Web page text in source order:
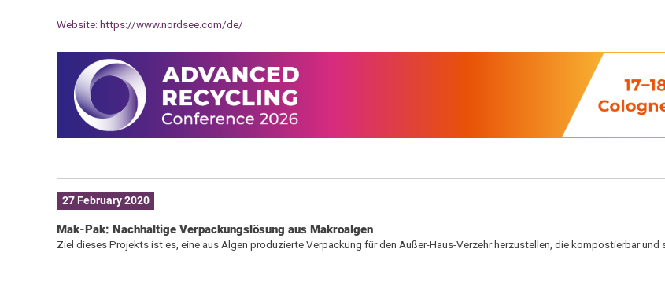
Website: https://www.nordsee.com/de/
27 February 2020
Mak-Pak: Nachhaltige Verpackungslösung aus Makroalgen
Ziel dieses Projekts ist es, eine aus Algen produzierte Verpackung für den Außer-Haus-Verzehr herzustellen, die kompostierbar und